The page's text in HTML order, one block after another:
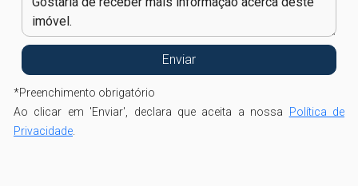
*Preenchimento obrigatório
Ao clicar em 'Enviar', declara que aceita a nossa Política de
Privacidade